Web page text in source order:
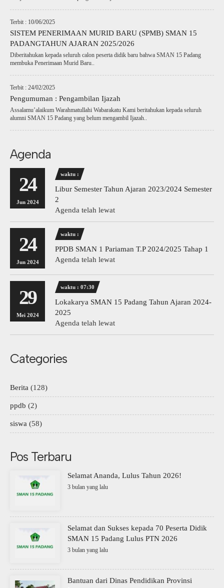
Terbit : 10/06/2025
SISTEM PENERIMAAN MURID BARU (SPMB) SMAN 15
PADANGTAHUN AJARAN 2025/2026
Diberitahukan kepada seluruh calon peserta didik baru bahwa SMAN 15 Padang
membuka Penerimaan Murid Baru..
Terbit : 24/02/2025
Pengumuman : Pengambilan Ijazah
Assalamu’alaikum Warahmatullahi Wabarakatu Kami beritahukan kepada seluruh
alumni SMAN 15 Padang yang belum mengambil Ijazah..
Agenda
24
Jun 2024
waktu :
Libur Semester Tahun Ajaran 2023/2024 Semester
2
Agenda telah lewat
24
Jun 2024
waktu :
PPDB SMAN 1 Pariaman T.P 2024/2025 Tahap 1
Agenda telah lewat
29
Mei 2024
waktu : 07:30
Lokakarya SMAN 15 Padang Tahun Ajaran 2024-
2025
Agenda telah lewat
Categories
Berita (128)
ppdb (2)
siswa (58)
Pos Terbaru
Selamat Ananda, Lulus Tahun 2026!
3 bulan yang lalu
Selamat dan Sukses kepada 70 Peserta Didik
SMAN 15 Padang Lulus PTN 2026
3 bulan yang lalu
Bantuan dari Dinas Pendidikan Provinsi